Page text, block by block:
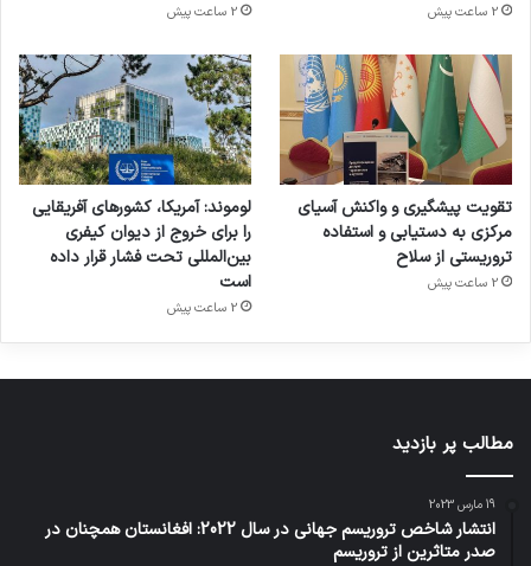
2 ساعت پیش 2 ساعت پیش
تقویت پیشگیری و واکنش آسیای
مرکزی به دستیابی و استفاده
تروریستی از سلاح
2 ساعت پیش
لوموند: آمریکا، کشورهای آفریقایی
را برای خروج از دیوان کیفری
بین‌المللی تحت فشار قرار داده
است
2 ساعت پیش
مطالب پر بازدید
19 مارس 2023
انتشار شاخص تروریسم جهانی در سال 2022: افغانستان همچنان در
صدر متاثرین از تروریسم